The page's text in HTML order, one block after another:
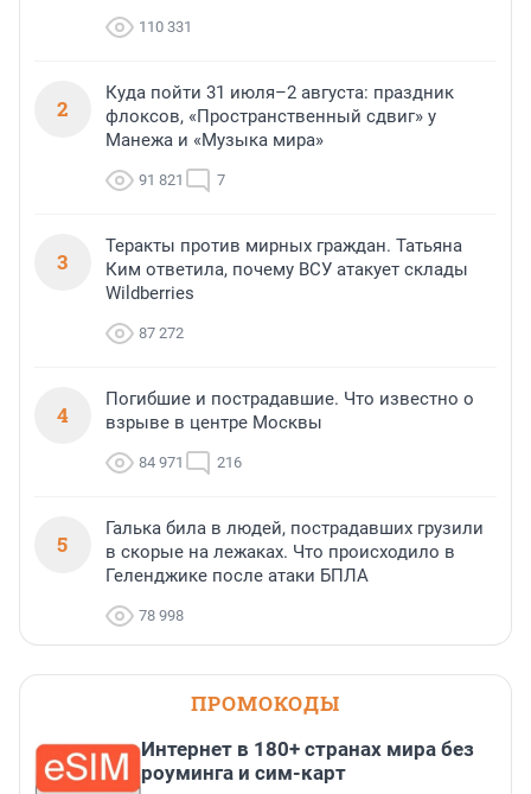
110 331
2
Куда пойти 31 июля–2 августа: праздник
флоксов, «Пространственный сдвиг» у
Манежа и «Музыка мира»
91 821 7
3
Теракты против мирных граждан. Татьяна
Ким ответила, почему ВСУ атакует склады
Wildberries
87 272
4
Погибшие и пострадавшие. Что известно о
взрыве в центре Москвы
84 971 216
5
Галька била в людей, пострадавших грузили
в скорые на лежаках. Что происходило в
Геленджике после атаки БПЛА
78 998
ПРОМОКОДЫ
Интернет в 180+ странах мира без
роуминга и сим-карт